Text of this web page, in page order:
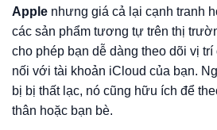
Apple nhưng giá cả lại cạnh tranh
các sản phẩm tương tự trên thị
cho phép bạn dễ dàng theo dõi vị
nối với tài khoản iCloud của bạn.
bị bị thất lạc, nó cũng hữu ích để
thân hoặc bạn bè.